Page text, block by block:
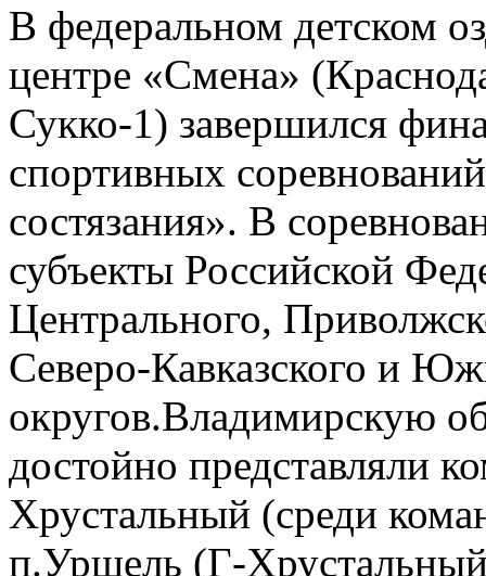
В федеральном детском
центре «Смена»
Сукко-1) завершился
спортивных
состязания». В
субъекты Российской
Центрального,
Северо-Кавказского и
округов.Владимирскую
достойно представляли
Хрустальный (среди
п.Уршель (Г-